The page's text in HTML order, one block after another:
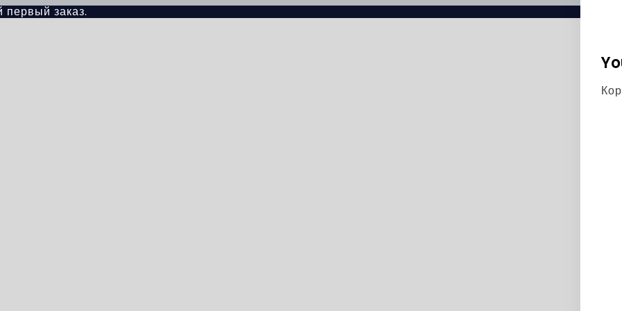
первый заказ.